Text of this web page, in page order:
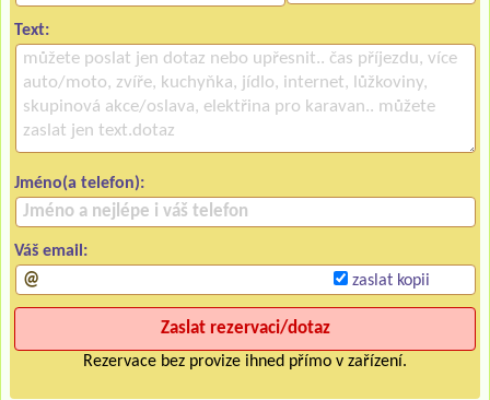
Text:
Jméno(a telefon):
Váš email:
zaslat kopii
Rezervace bez provize ihned přímo v zařízení.